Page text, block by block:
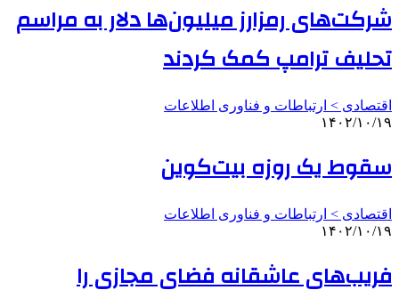
شرکت‌های رمزارز میلیون‌ها دلار به مراسم
تحلیف ترامپ کمک کردند
اقتصادی > ارتباطات و فناوری اطلاعات
۱۴۰۲/۱۰/۱۹
سقوط یک روزه بیت‌کوین
اقتصادی > ارتباطات و فناوری اطلاعات
۱۴۰۲/۱۰/۱۹
فریب‌های عاشقانه فضای مجازی را